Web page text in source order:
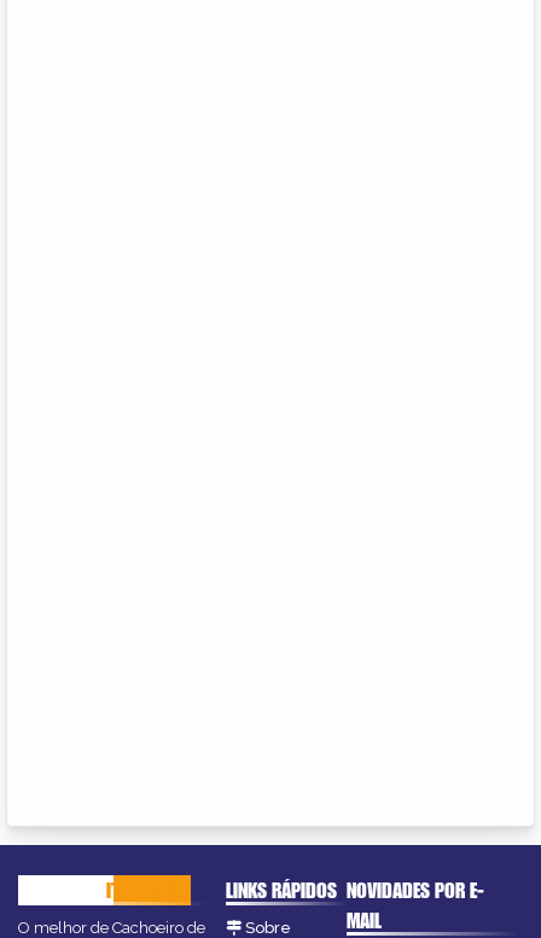
ITAPEMIRIM
O melhor de Cachoeiro de
LINKS RÁPIDOS
Sobre
NOVIDADES POR E-
MAIL